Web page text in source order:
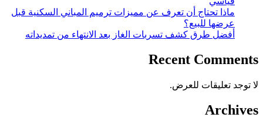
ماذا تحتاج أن تعرف عن مميزات ترميم المباني السكنية قبل
عرضها للبيع؟
أفضل طرق كشف تسربات الغاز بعد الانتهاء من تمديداته
Recent Comments
لا توجد تعليقات للعرض.
Archives